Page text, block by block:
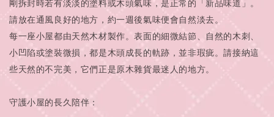
剛拆封時若有淡淡的塗料或木頭氣味，是正常的「新品味道」。
請放在通風良好的地方，約一週後氣味便會自然淡去。
每一座小屋都由天然木材製作。表面的細微結節、自然的木刺、
小凹陷或塗裝微損，都是木頭成長的軌跡，並非瑕疵。請接納這
些天然的不完美，它們正是原木雜貨最迷人的地方。
守護小屋的長久陪伴：